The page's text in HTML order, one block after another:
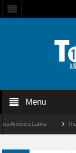
Menu
Latina Thales